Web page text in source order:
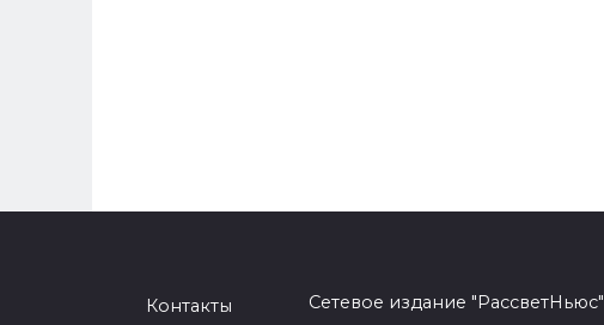
Контакты
Сетевое издание "РассветНьюс"